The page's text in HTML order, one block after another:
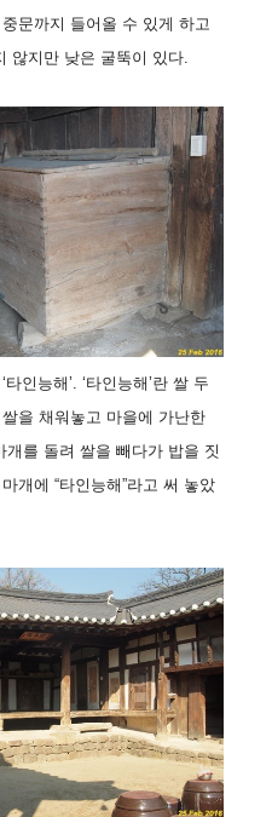
문까지 들어올 수 있게 하고
않지만 낮은 굴뚝이 있다.
인능해’. ‘타인능해’란 쌀 두
을 채워놓고 마을에 가난한
를 돌려 쌀을 빼다가 밥을 짓
개에 “타인능해”라고 써 놓았